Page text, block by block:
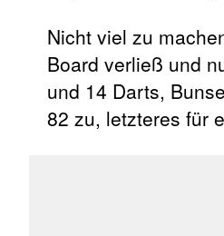
Nicht viel zu
Board verließ und
und 14 Darts,
82 zu, letzteres für